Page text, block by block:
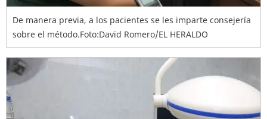
De manera previa, a los pacientes se les imparte consejería
sobre el método.Foto:David Romero/EL HERALDO